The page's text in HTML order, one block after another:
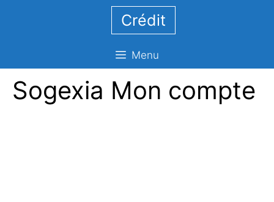
Crédit
Menu
Sogexia Mon compte